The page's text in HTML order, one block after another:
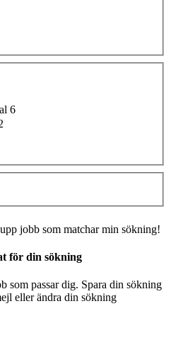
6
jobb som matchar min sökning!
för din sökning
som passar dig. Spara din sökning
eller ändra din sökning